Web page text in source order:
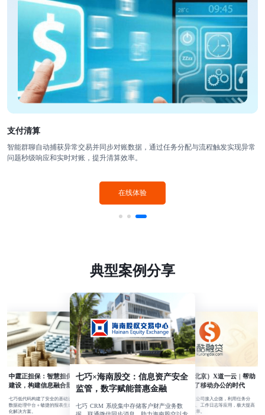
支付清算
智能群聊自动捕获异常交易并同步对账数据，通过任务分配与流程触发实现异常
问题秒级响应和实时对账，提升清算效率。
在线体验
典型案例分享
中霆正担保：智慧担保数字化
建设，构建信息融合新生态
七巧低代码构建了安全的基础设施＋强大的
数据处理中台＋敏捷的报表生成全链路数字
化解决方案。
七巧×海南股交：信息资产安全
监管，数字赋能普惠金融
七巧 CRM 系统集中存储客户财产业务数
酷融网（北京）X道一云 | 帮助
企业走上了移动办公的时代
道一云助力该公司接入企微，利用任务分
配、流程审批、工作日志等应用，极大提高
了公司办公效率。